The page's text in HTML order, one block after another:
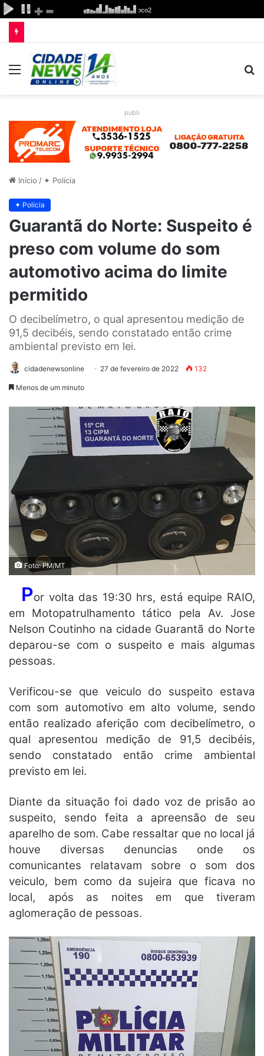
Menu
publi
Início / ✦ Polícia
✦ Polícia
Guarantã do Norte: Suspeito é
preso com volume do som
automotivo acima do limite
permitido
O decibelímetro, o qual apresentou medição de
91,5 decibéis, sendo constatado então crime
ambiental previsto em lei.
cidadenewsonline 27 de fevereiro de 2022 132
Menos de um minuto
Foto: PM/MT
Por volta das 19:30 hrs, está equipe RAIO,
em Motopatrulhamento tático pela Av. Jose
Nelson Coutinho na cidade Guarantã do Norte
deparou-se com o suspeito e mais algumas
pessoas.
Verificou-se que veiculo do suspeito estava
com som automotivo em alto volume, sendo
então realizado aferição com decibelímetro, o
qual apresentou medição de 91,5 decibéis,
sendo constatado então crime ambiental
previsto em lei.
Diante da situação foi dado voz de prisão ao
suspeito, sendo feita a apreensão de seu
aparelho de som. Cabe ressaltar que no local já
houve diversas denuncias onde os
comunicantes relatavam sobre o som dos
veiculo, bem como da sujeira que ficava no
local, após as noites em que tiveram
aglomeração de pessoas.